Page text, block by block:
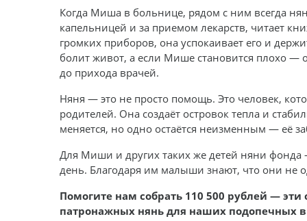
Когда Миша в больнице, рядом с ним всегда
капельницей и за приемом лекарств, читает
громких приборов, она успокаивает его и
болит живот, а если Мише становится плохо —
до прихода врачей.
Няня — это не просто помощь. Это человек,
родителей. Она создаёт островок тепла и
меняется, но одно остаётся неизменным — её
Для Миши и других таких же детей няни
день. Благодаря им малыши знают, что они не
Помогите нам собрать 110 500 рублей — эти
патронажных нянь для наших подопечных